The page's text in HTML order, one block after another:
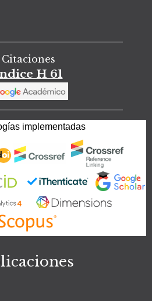
Citaciones
H 61
implementadas